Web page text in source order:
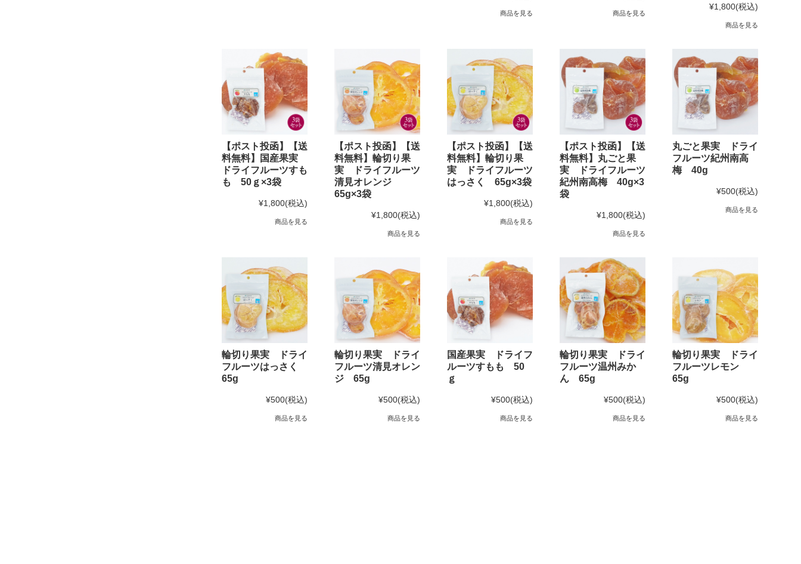
商品を見る 商品を見る
¥1,800(税込)
商品を見る
【ポスト投函】【送
料無料】国産果実
ドライフルーツすも
も 50ｇ×3袋
¥1,800(税込)
商品を見る
【ポスト投函】【送
料無料】輪切り果
実 ドライフルーツ
清見オレンジ
65g×3袋
¥1,800(税込)
商品を見る
【ポスト投函】【送
料無料】輪切り果
実 ドライフルーツ
はっさく 65g×3袋
¥1,800(税込)
商品を見る
【ポスト投函】【送
料無料】丸ごと果
実 ドライフルーツ
紀州南高梅 40g×3
袋
¥1,800(税込)
商品を見る
丸ごと果実 ドライ
フルーツ紀州南高
梅 40g
¥500(税込)
商品を見る
輪切り果実 ドライ
フルーツはっさく
65g
¥500(税込)
商品を見る
輪切り果実 ドライ
フルーツ清見オレン
ジ 65g
¥500(税込)
商品を見る
国産果実 ドライフ
ルーツすもも 50
ｇ
¥500(税込)
商品を見る
輪切り果実 ドライ
フルーツ温州みか
ん 65g
¥500(税込)
商品を見る
輪切り果実 ドライ
フルーツレモン
65g
¥500(税込)
商品を見る